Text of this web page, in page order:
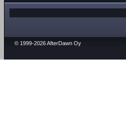
© 1999-2026 AfterDawn Oy